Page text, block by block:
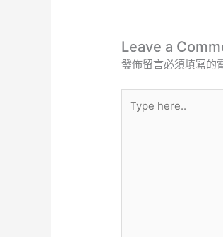
Leave a
發佈留言必須填寫的
here..